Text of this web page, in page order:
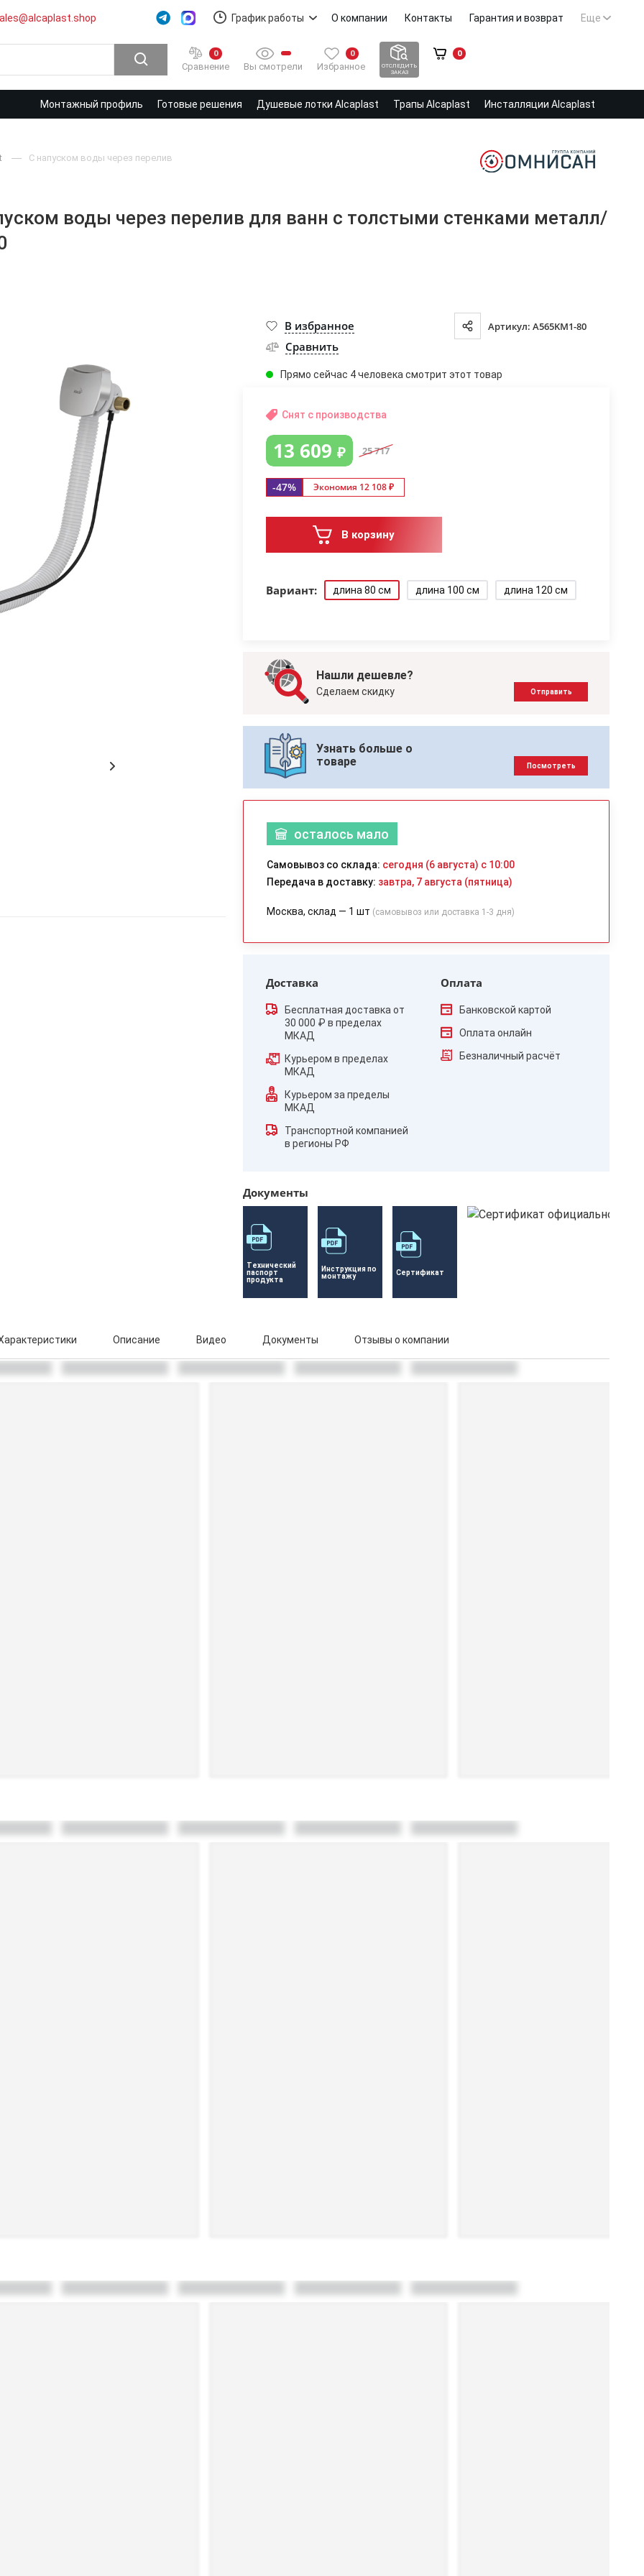
График работы О компании Контакты Гарантия и возврат Еще
0
Сравнение Вы смотрели
0
Избранное
ОТСЛЕДИТЬ
ЗАКАЗ
0
Монтажный профиль Готовые решения Душевые лотки Alcaplast Трапы Alcaplast Инсталляции Alcaplast
C напуском воды через перелив
воды через перелив для ванн с толстыми стенками металл/
В избранное Артикул: A565KM1-80
Сравнить
Прямо сейчас 4 человека смотрит этот товар
Снят с производства
13 609 ₽ 25 717
-47% Экономия 12 108 ₽
В корзину
Вариант: длина 80 см длина 100 см длина 120 см
Нашли дешевле?
Сделаем скидку Отправить
Узнать больше о
товаре
Посмотреть
осталось мало
Самовывоз со склада: сегодня (6 августа) с 10:00
Передача в доставку: завтра, 7 августа (пятница)
Москва, склад — 1 шт (самовывоз или доставка 1-3 дня)
Доставка
Бесплатная доставка от
30 000 ₽ в пределах
МКАД
Курьером в пределах
МКАД
Курьером за пределы
МКАД
Транспортной компанией
в регионы РФ
Оплата
Банковской картой
Оплата онлайн
Безналичный расчёт
Документы
Технический
паспорт
продукта
Инструкция по
монтажу
Сертификат
Описание Видео Документы Отзывы о компании